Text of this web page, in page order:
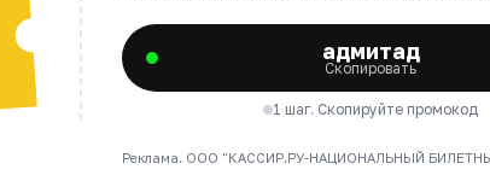
адмитад
Скопировать
1 шаг. Скопируйте промокод
Реклама. ООО "КАССИР.РУ-НАЦИОНАЛЬНЫЙ